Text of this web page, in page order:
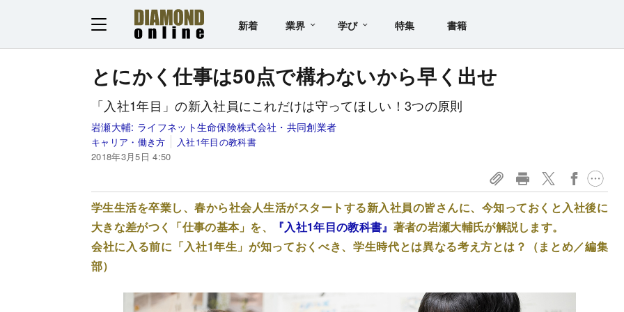
新着 業界 学び 特集 書籍
とにかく仕事は50点で構わないから早く出せ
「入社1年目」の新入社員にこれだけは守ってほしい！3つの原則
岩瀬大輔: ライフネット生命保険株式会社・共同創業者
キャリア・働き方
入社1年目の教科書
2018年3月5日 4:50
学生生活を卒業し、春から社会人生活がスタートする新入社員の皆さんに、今知っておくと入社後に
大きな差がつく「仕事の基本」を、
『入社1年目の教科書』 著者の岩瀬大輔氏が解説します。
会社に入る前に「入社1年生」が知っておくべき、学生時代とは異なる考え方とは？（まとめ／編集
部）